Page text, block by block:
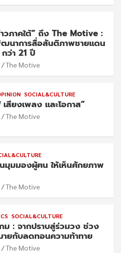
าวภาคใต้” ถึง The Motive :
นาการสื่อสันติภาพชายแดน
ว่า 21 ปี
The Motive
SOCIAL&CULTURE
สียงเพลง และโอกาส”
The Motive
มุมมองผู้ฅน ให้เห็นศักยภาพ
The Motive
SOCIAL&CULTURE
ม : จากปราบสู่ร่วมวง ช่วง
ยกับลดทอนความท้าทาย
The Motive